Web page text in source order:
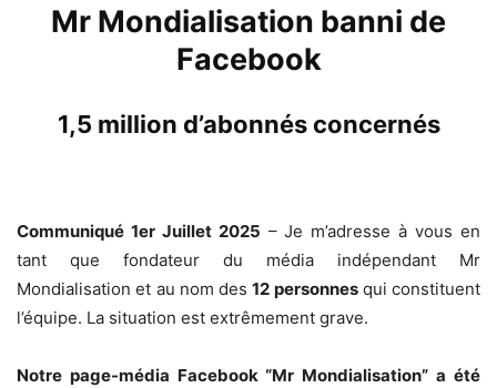
Mr Mondialisation banni de
Facebook
1,5 million d’abonnés concernés
Communiqué 1er Juillet 2025 – Je m’adresse à vous en
tant que fondateur du média indépendant Mr
Mondialisation et au nom des12 personnesqui constituent
l’équipe. La situation est extrêmement grave.
Notre page-média Facebook “Mr Mondialisation” a été